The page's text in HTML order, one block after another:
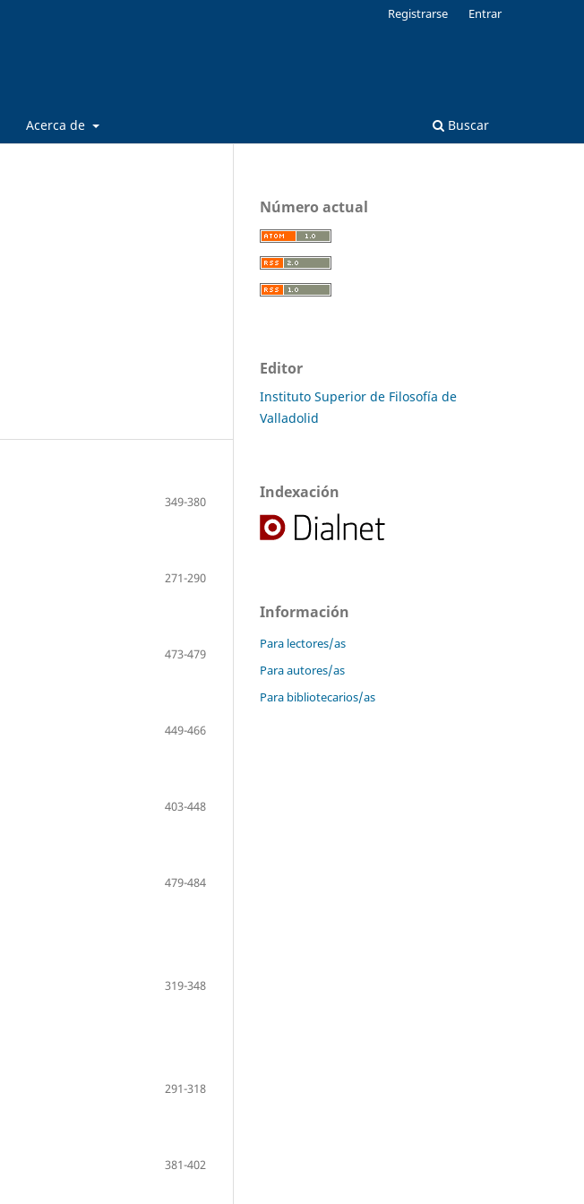
Acerca de Buscar
Registrarse Entrar
349-380
271-290
473-479
449-466
403-448
479-484
319-348
291-318
381-402
Número actual
Editor
Instituto Superior de Filosofía de
Valladolid
Indexación
Información
Para lectores/as
Para autores/as
Para bibliotecarios/as